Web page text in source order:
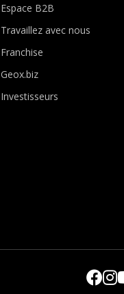
Espace B2B
Travaillez avec nous
Franchise
Geox.biz
Investisseurs